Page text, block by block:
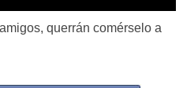
querrán comérselo a